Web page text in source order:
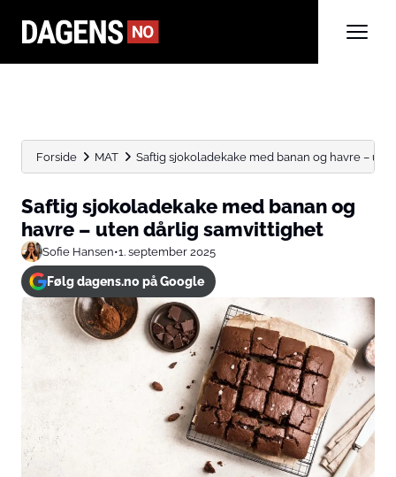
Forside MAT Saftig sjokoladekake med banan og havre –
Saftig sjokoladekake med banan og
havre – uten dårlig samvittighet
Sofie Hansen•1. september 2025
Følg dagens.no på Google